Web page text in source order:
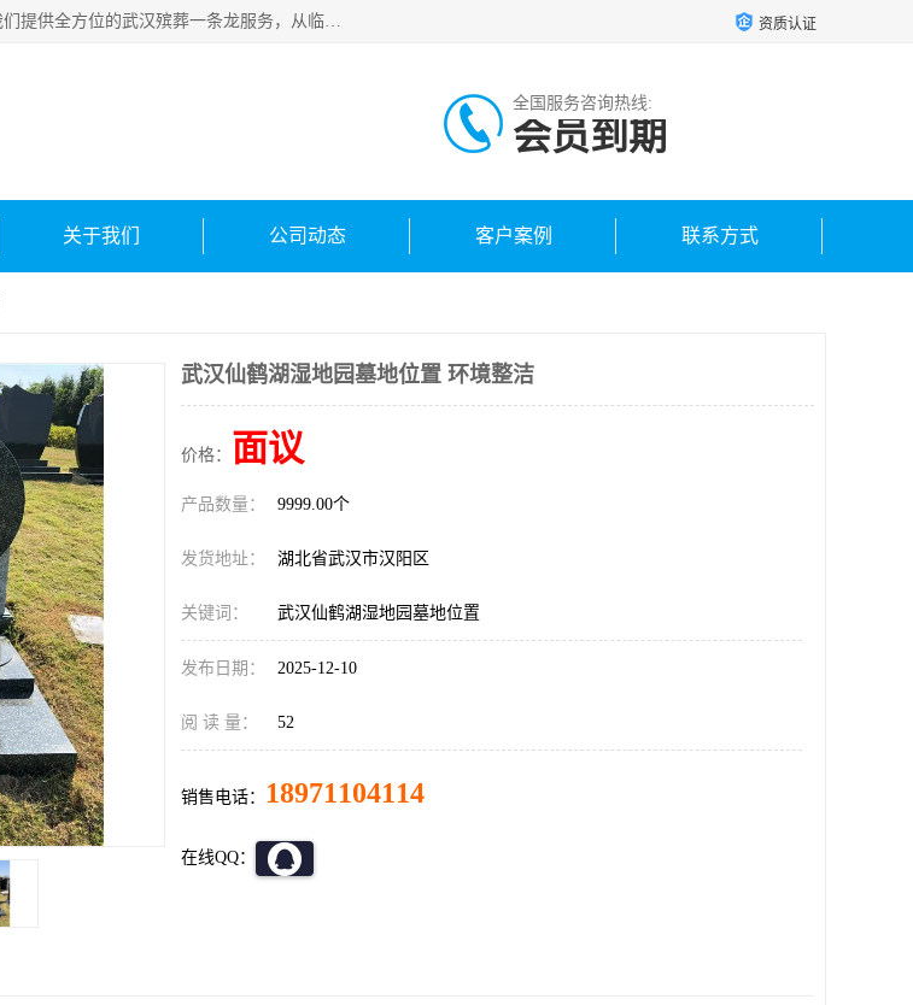
武汉生命之源文化有限公司，秉持着对生命的敬重与关怀，专注于殡葬服务领域。我们提供全方位的武汉殡葬一条龙服务，从临终关怀开始，到后事的妥善处理，每个环节都精心安排。专业团队严格依照规范，为逝者净身、穿衣，庄重地接运遗体，提供优质的遗体整理与妆扮服务。告别仪式策划、火化手续办理以及骨灰安置等事务，也都有专人协助。 资质认证
全国服务咨询热线:
会员到期
关于我们 公司动态 客户案例 联系方式
武汉仙鹤湖湿地园墓地位置 环境整洁
价格： 面议
产品数量： 9999.00个
发货地址： 湖北省武汉市汉阳区
关键词： 武汉仙鹤湖湿地园墓地位置
发布日期： 2025-12-10
阅 读 量： 52
销售电话： 18971104114
在线QQ：